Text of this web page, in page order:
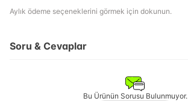
Aylık ödeme seçeneklerini görmek için dokunun.
Soru & Cevaplar
Bu Ürünün Sorusu Bulunmuyor.